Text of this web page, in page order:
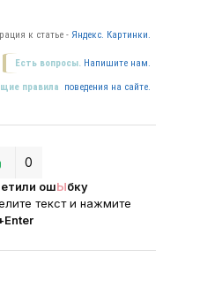
к статье - Яндекс. Картинки.
Есть вопросы. Напишите нам.
правила поведения на сайте.
ошЫбку
текст и нажмите
0